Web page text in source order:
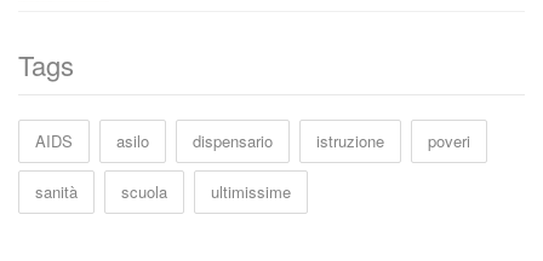
Tags
AIDS asilo dispensario istruzione poveri
sanità scuola ultimissime